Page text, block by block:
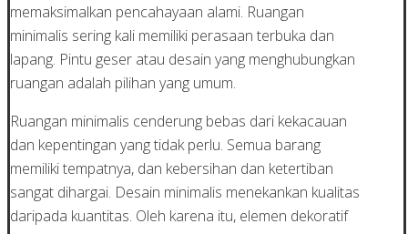
memaksimalkan pencahayaan alami. Ruangan
minimalis sering kali memiliki perasaan terbuka dan
lapang. Pintu geser atau desain yang menghubungkan
ruangan adalah pilihan yang umum.
Ruangan minimalis cenderung bebas dari kekacauan
dan kepentingan yang tidak perlu. Semua barang
memiliki tempatnya, dan kebersihan dan ketertiban
sangat dihargai. Desain minimalis menekankan kualitas
daripada kuantitas. Oleh karena itu, elemen dekoratif